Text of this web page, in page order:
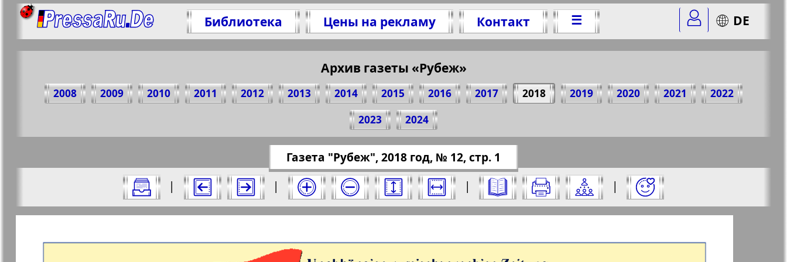
Библиотека Цены на рекламу Контакт ☰ DE
Архив газеты «Рубеж»
2008 2009 2010 2011 2012 2013 2014 2015 2016 2017 2018 2019 2020 2021
2022
2023
2024
Все номера газеты "Рубеж" за 2018 год. Выберите номер и нажмите на него:
Газета "Рубеж", 2018 год, № 12, стр. 1
|
| | |
Страницы газеты "Рубеж". Номер: 12, 2018 год. Выберите страницу и нажмите на нее:
Поделитесь 1 стр. газеты "Rubezh", № 12, 2018 г.
(Нажмите, чтобы скопировать ссылку)
https://pressaru.eu/?pub=rubezh&god=2018&nomer=12&str=1